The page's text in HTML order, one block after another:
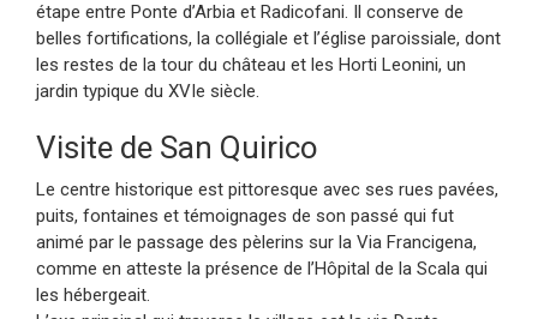
étape entre Ponte d’Arbia et Radicofani. Il conserve de
belles fortifications, la collégiale et l’église paroissiale, dont
les restes de la tour du château et les Horti Leonini, un
jardin typique du XVIe siècle.
Visite de San Quirico
Le centre historique est pittoresque avec ses rues pavées,
puits, fontaines et témoignages de son passé qui fut
animé par le passage des pèlerins sur la Via Francigena,
comme en atteste la présence de l’Hôpital de la Scala qui
les hébergeait.